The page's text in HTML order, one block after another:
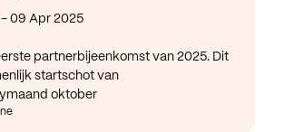
09 Apr 2025
partnerbijeenkomst van 2025. Dit
startschot van
oktober